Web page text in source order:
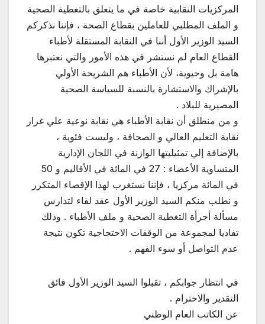
المركزيات النقابية خاصة في ما يتعلق بالتغطية الصحية
و الملف المطلبي للعاملين بقطاع الصحة ، فإننا نذكركم
السيد الوزير الأول أننا في النقابة المستقلة لأطباء
القطاع العام لم نستشر في هذه الأمور والتي نعتبرها
هامة بل وحيوية، لأن الأطباء هم الشريحة الأولي
بالإشراك والاستشارة بالنسبة للسياسة الصحية
المصيرية للبلاد .
و من منطلق أن نقابة الأطباء هي نقابة نوعية علي غرار
نقابة التعليم العالي و الصحافة ، وليست فئوية ،
بالإضافة إلي تمثيليتها الوازنة في اللجان الإدارية
المتساوية الأعضاء : 27 في المائة في الأقاليم و 50
في المائة مركزيا ، فإننا نستغرب لهذا الإقصاء المتكرر
و نطلب منكم السيد الوزير الأول عقد لقاء لتدارس
مسألة أجرأة التغطية الصحية و ملف الأطباء . وذلك
تفاديا لمجموعة من الوقفات الاحتجاجية تكون نتيجة
عدم التواصل أو سوء الفهم .
في انتظار جوابكم ، تقبلوا السيد الوزير الأول فائق
التقدير والاحترام .
عن الكاتب العام الوطني